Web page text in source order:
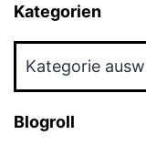
Kategorien
Blogroll